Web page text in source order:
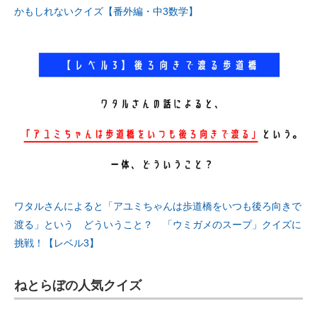
かもしれないクイズ【番外編・中3数学】
ワタルさんによると「アユミちゃんは歩道橋をいつも後ろ向きで
渡る」という どういうこと？ 「ウミガメのスープ」クイズに
挑戦！【レベル3】
ねとらぼの人気クイズ